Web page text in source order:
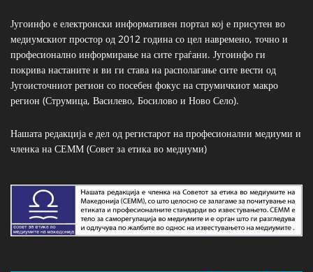
Југоинфо е електронски информативен портал кој е присутен во
медиумскиот простор од 2012 година со цел навремено, точно и
професионално информирање на сите граѓани. Југоинфо ги
покрива настаните и ви ги става на располагање сите вести од
Југоисточниот регион со посебен фокус на струмичкиот макро
регион (Струмица, Василево, Босилово и Ново Село).
Нашата редакција е дел од регистарот на професионални медиуми и
членка на СЕММ (Совет за етика во медиуми)